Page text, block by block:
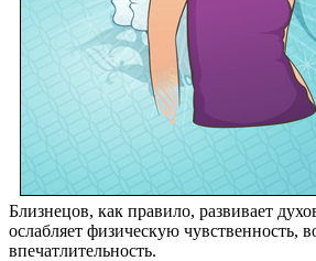
Близнецов, как правило, развивает
ослабляет физическую чувственность,
впечатлительность.